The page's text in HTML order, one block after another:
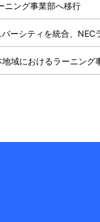
ニング事業部へ移行
ーシティを統合、NEC
域におけるラーニング